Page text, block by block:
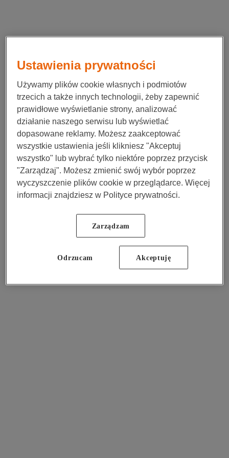
Application error: aclient-side exception has occurred while
(see the browser console
information).
Ustawienia prywatności
Używamy plików cookie własnych i podmiotów
trzecich a także innych technologii, żeby zapewnić
prawidłowe wyświetlanie strony, analizować
działanie naszego serwisu lub wyświetlać
dopasowane reklamy. Możesz zaakceptować
wszystkie ustawienia jeśli klikniesz "Akceptuj
wszystko" lub wybrać tylko niektóre poprzez przycisk
"Zarządzaj". Możesz zmienić swój wybór poprzez
wyczyszczenie plików cookie w przeglądarce. Więcej
informacji znajdziesz w Polityce prywatności.
Zarządzam
Odrzucam Akceptuję